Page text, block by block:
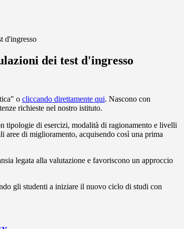
d'ingresso
dei test d'ingresso
o cliccando direttamente qui. Nascono con
richieste nel nostro istituto.
tipologie di esercizi, modalità di ragionamento e livelli
di miglioramento, acquisendo così una prima
legata alla valutazione e favoriscono un approccio
gli studenti a iniziare il nuovo ciclo di studi con